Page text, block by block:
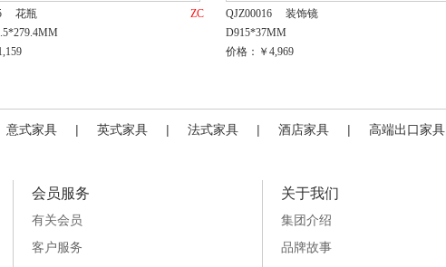
花瓶
ZC
QJZ00016 装饰镜
D915*37MM
价格：￥4,969
意式家具 | 英式家具 | 法式家具 | 酒店家具 | 高端出口家具
会员服务
有关会员
客户服务
关于我们
集团介绍
品牌故事